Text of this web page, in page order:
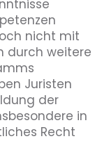
nicht mit
durch weitere
Juristen
der
in
Recht